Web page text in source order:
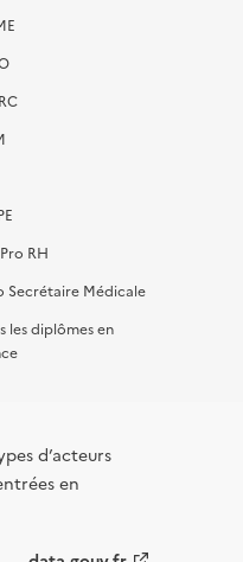
RH
Secrétaire Médicale
les diplômes en
d’acteurs
en